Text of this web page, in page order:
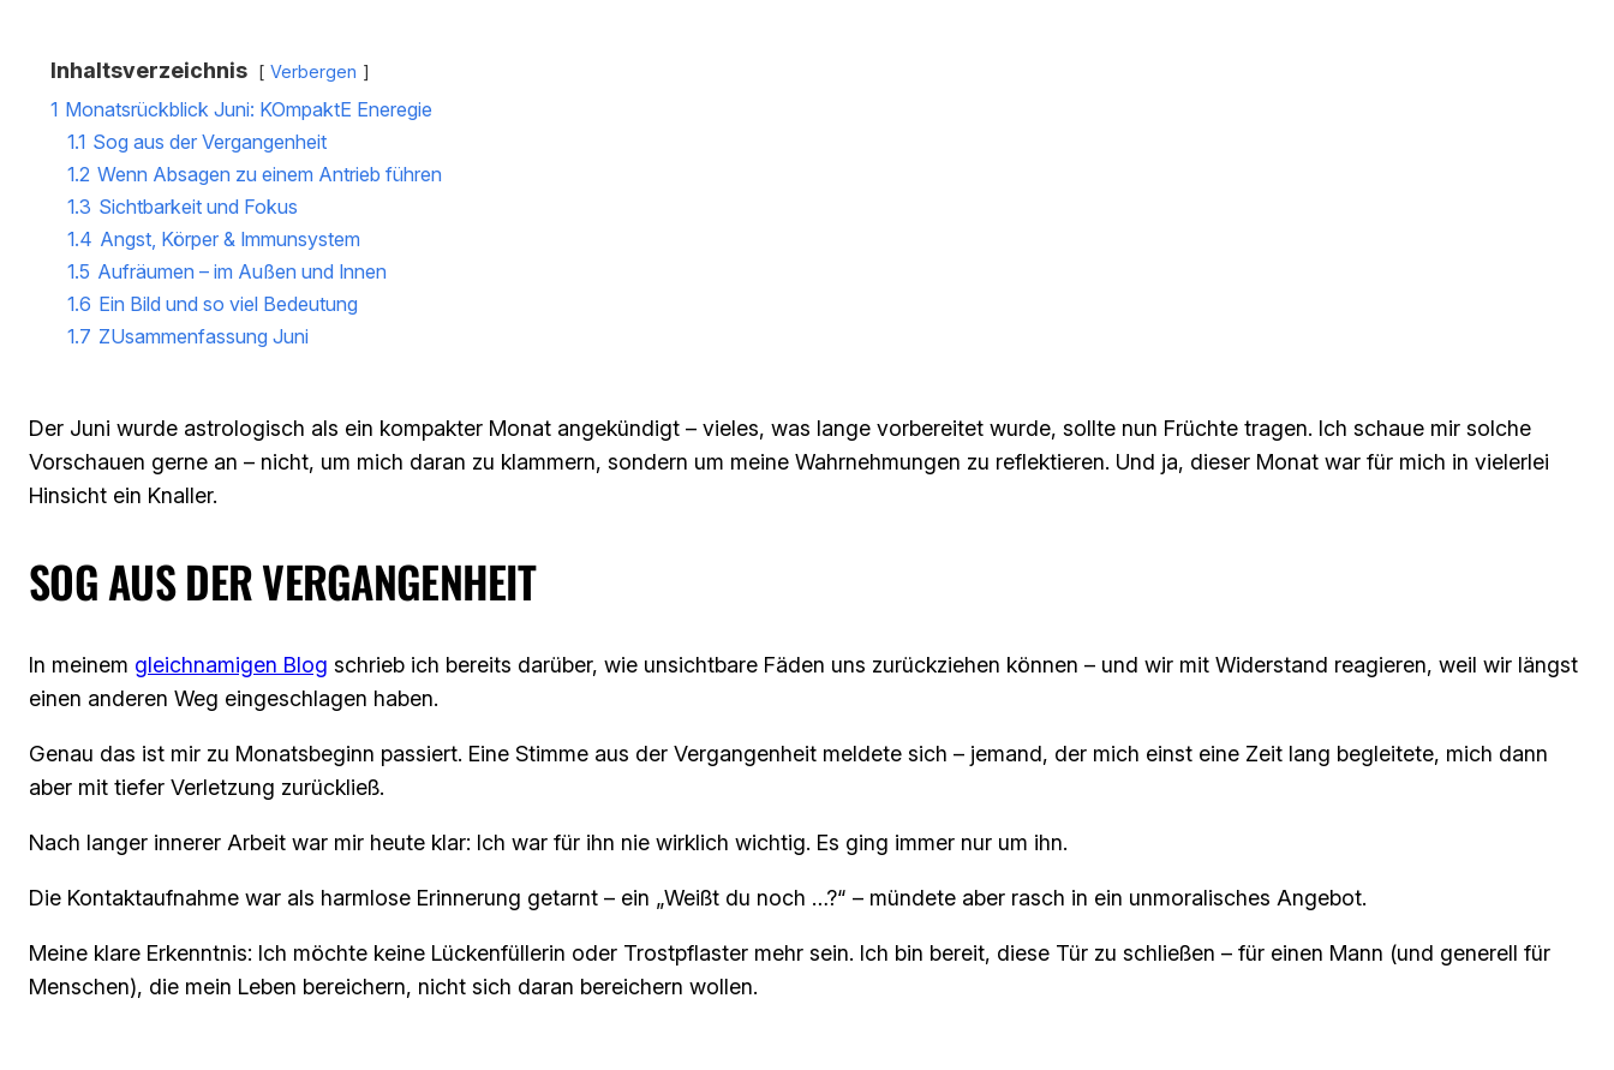
Inhaltsverzeichnis Verbergen
1 Monatsrückblick Juni: KOmpaktE Eneregie
1.1 Sog aus der Vergangenheit
1.2 Wenn Absagen zu einem Antrieb führen
1.3 Sichtbarkeit und Fokus
1.4 Angst, Körper & Immunsystem
1.5 Aufräumen – im Außen und Innen
1.6 Ein Bild und so viel Bedeutung
1.7 ZUsammenfassung Juni
Der Juni wurde astrologisch als ein kompakter Monat angekündigt – vieles, was lange vorbereitet wurde, sollte nun Früchte tragen. Ich schaue mir solche
Vorschauen gerne an – nicht, um mich daran zu klammern, sondern um meine Wahrnehmungen zu reflektieren. Und ja, dieser Monat war für mich in vielerlei
Hinsicht ein Knaller.
SOG AUS DER VERGANGENHEIT
In meinem gleichnamigen Blog schrieb ich bereits darüber, wie unsichtbare Fäden uns zurückziehen können – und wir mit Widerstand reagieren, weil wir längst
einen anderen Weg eingeschlagen haben.
Genau das ist mir zu Monatsbeginn passiert. Eine Stimme aus der Vergangenheit meldete sich – jemand, der mich einst eine Zeit lang begleitete, mich dann
aber mit tiefer Verletzung zurückließ.
Nach langer innerer Arbeit war mir heute klar: Ich war für ihn nie wirklich wichtig. Es ging immer nur um ihn.
Die Kontaktaufnahme war als harmlose Erinnerung getarnt – ein „Weißt du noch …?“ – mündete aber rasch in ein unmoralisches Angebot.
Meine klare Erkenntnis: Ich möchte keine Lückenfüllerin oder Trostpflaster mehr sein. Ich bin bereit, diese Tür zu schließen – für einen Mann (und generell für
Menschen), die mein Leben bereichern, nicht sich daran bereichern wollen.